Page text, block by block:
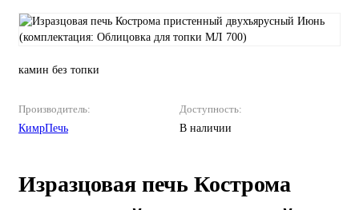
камин без топки
Производитель:
КимрПечь
Доступность:
В наличии
Изразцовая печь Кострома